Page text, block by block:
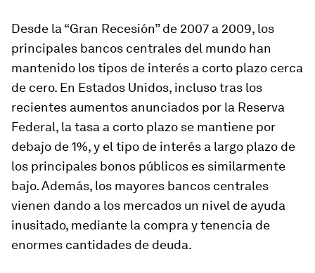
Desde la “Gran Recesión” de 2007 a 2009, los
principales bancos centrales del mundo han
mantenido los tipos de interés a corto plazo cerca
de cero. En Estados Unidos, incluso tras los
recientes aumentos anunciados por la Reserva
Federal, la tasa a corto plazo se mantiene por
debajo de 1%, y el tipo de interés a largo plazo de
los principales bonos públicos es similarmente
bajo. Además, los mayores bancos centrales
vienen dando a los mercados un nivel de ayuda
inusitado, mediante la compra y tenencia de
enormes cantidades de deuda.